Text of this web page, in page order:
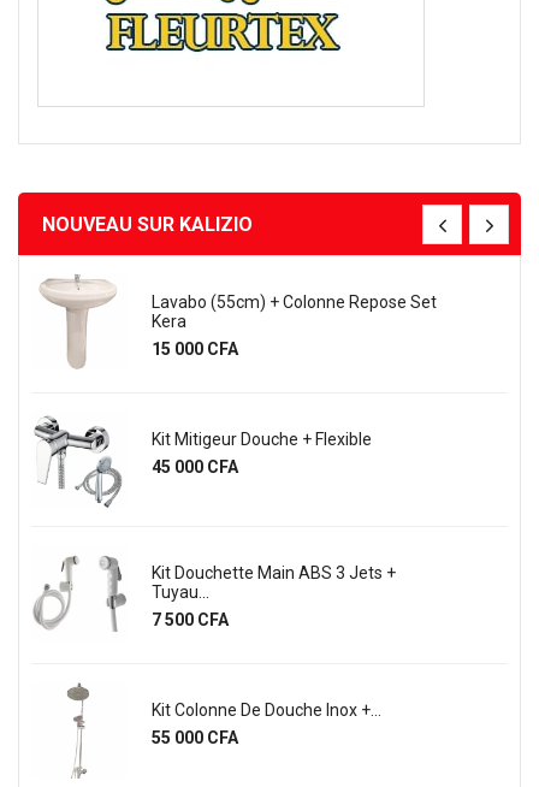
NOUVEAU SUR KALIZIO
Lavabo (55cm) + Colonne Repose Set
Kera
Prix
15 000 CFA
Kit Mitigeur Douche + Flexible
Prix
45 000 CFA
Kit Douchette Main ABS 3 Jets +
Tuyau...
Prix
7 500 CFA
Kit Colonne De Douche Inox +...
Prix
55 000 CFA